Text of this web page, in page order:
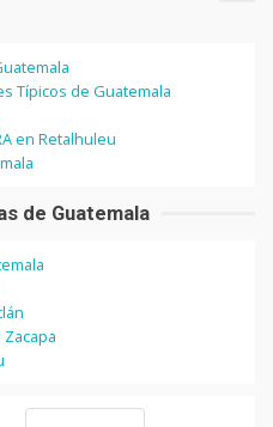
Típicos de Guatemala
en Retalhuleu
de Guatemala